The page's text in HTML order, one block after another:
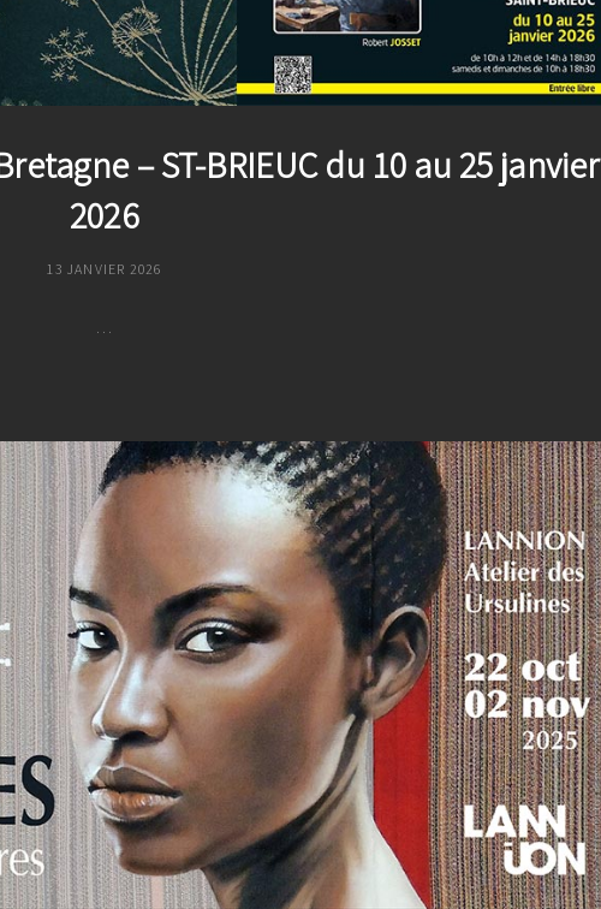
– ST-BRIEUC du 10 au 25 janvier
2026
POSTED
13 JANVIER 2026
…
Sculpteurs
De
Bretagne
–
BRIEUC
Du
10
Au
25
Janvier
2026